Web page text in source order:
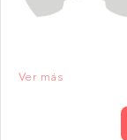
Ver más